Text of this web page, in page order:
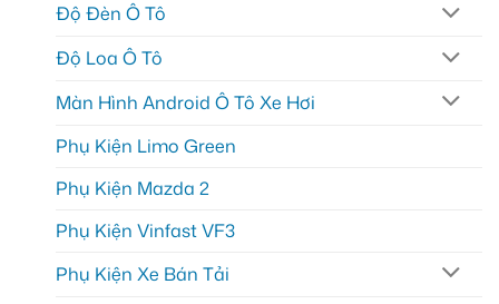
Độ Đèn Ô Tô
Độ Loa Ô Tô
Màn Hình Android Ô Tô Xe Hơi
Phụ Kiện Limo Green
Phụ Kiện Mazda 2
Phụ Kiện Vinfast VF3
Phụ Kiện Xe Bán Tải